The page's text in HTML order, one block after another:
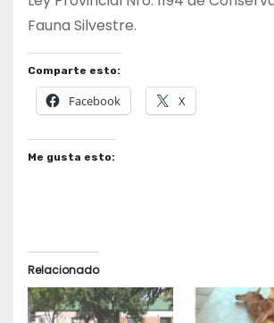
Fauna Silvestre.
Comparte esto:
Facebook X
Me gusta esto:
Relacionado